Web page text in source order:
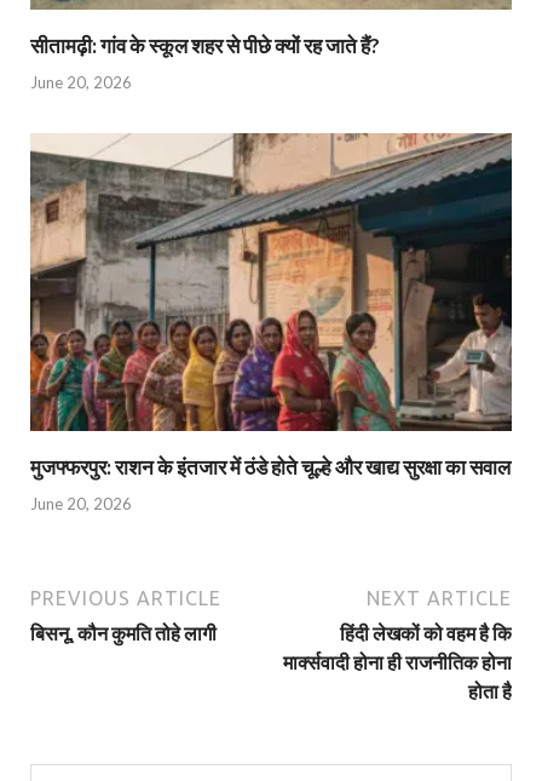
सीतामढ़ी: गांव के स्कूल शहर से पीछे क्यों रह जाते हैं?
June 20, 2026
मुजफ्फरपुर: राशन के इंतजार में ठंडे होते चूल्हे और खाद्य सुरक्षा का सवाल
June 20, 2026
PREVIOUS ARTICLE
बिसनू, कौन कुमति तोहे लागी
NEXT ARTICLE
हिंदी लेखकों को वहम है कि
मार्क्‍सवादी होना ही राजनीतिक होना
होता है